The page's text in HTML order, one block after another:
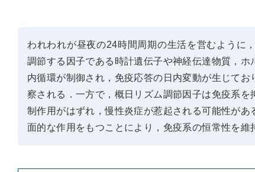
われわれが昼夜の24時間周期の生活を営むように
調節する因子である時計遺伝子や神経伝達物質，
内循環が制御され，免疫応答の日内変動が生じて
察される．一方で，概日リズム調節因子は免疫系
制作用がはずれ，慢性炎症が惹起される可能性が
面的な作用をもつことにより，免疫系の恒常性を維